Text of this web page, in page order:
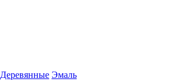
Деревянные Эмаль